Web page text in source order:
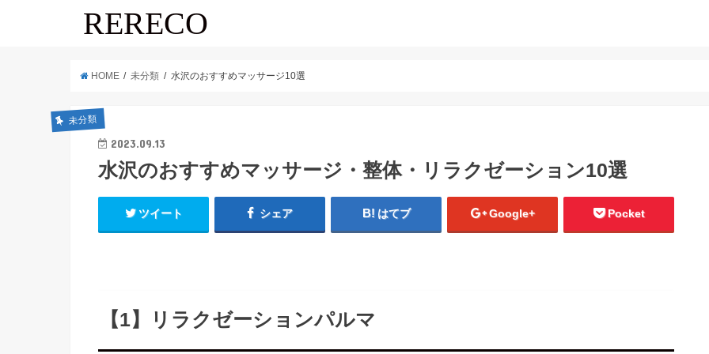
RERECO
HOME 未分類 水沢のおすすめマッサージ10選
未分類
2023.09.13
水沢のおすすめマッサージ・整体・リラクゼーション10選
ツイート シェア はてブ Google+ Pocket
【1】リラクゼーションパルマ